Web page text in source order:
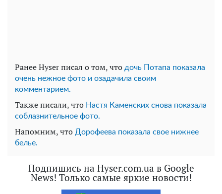
Ранее Hyser писал о том, что дочь Потапа показала
очень нежное фото и озадачила своим
комментарием.
Также писали, что Настя Каменских снова показала
соблазнительное фото.
Напомним, что Дорофеева показала свое нижнее
белье.
Подпишись на Hyser.com.ua в Google
News! Только самые яркие новости!